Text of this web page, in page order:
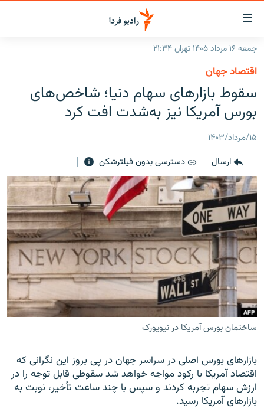
لینک‌های
قابلیت
دسترسی
بازگشت
اصلی
رفتن
صفحه
جستجو
جهان
برنامه‌های رادیویی
فرکانس‌ها
پادکست
چندرسانه‌ای
گزارش‌های تصویری
گزارش‌های ویدئویی
زنان فردا
English
به ما بپیوندید
زبان‌های دیگر
جمعه ۱۶ مرداد ۱۴۰۵ تهران ۲۱:۳۴
اقتصاد جهان
سقوط بازارهای سهام دنیا؛ شاخص‌های
بورس آمریکا نیز به‌شدت افت کرد
۱۵/مرداد/۱۴۰۳
ارسال
دسترسی بدون فیلترشکن
ساختمان بورس آمریکا در نیویورک
بازارهای بورس اصلی در سراسر جهان در پی بروز این نگرانی که
اقتصاد آمریکا با رکود مواجه خواهد شد سقوطی قابل توجه را در
ارزش سهام تجربه کردند و سپس با چند ساعت تأخیر، نوبت به
بازارهای آمریکا رسید.